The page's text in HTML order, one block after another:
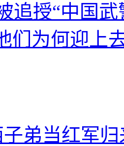
追授“中国
们为何迎上
弟当红军